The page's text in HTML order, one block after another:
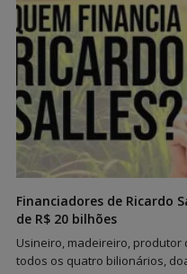
Financiadores de Ricardo
de R$ 20 bilhões
Usineiro, madeireiro,
todos os quatro bilionários,